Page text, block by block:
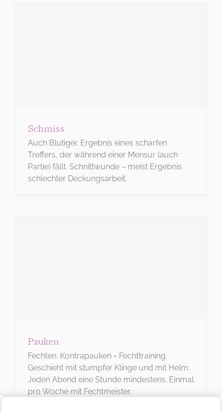
Schmiss
Auch Blutiger. Ergebnis eines scharfen
Treffers, der während einer Mensur (auch
Partie) fällt. Schnittwunde – meist Ergebnis
schlechter Deckungsarbeit.
Pauken
Fechten. Kontrapauken = Fechttraining.
Geschieht mit stumpfer Klinge und mit Helm.
Jeden Abend eine Stunde mindestens. Einmal
pro Woche mit Fechtmeister.